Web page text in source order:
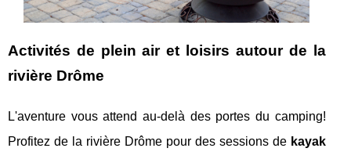
Activités de plein air et loisirs autour de la
rivière Drôme
L'aventure vous attend au-delà des portes du camping!
Profitez de la rivière Drôme pour des sessions de kayak